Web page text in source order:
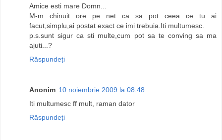
Amice esti mare Domn...
M-m chinuit ore pe net ca sa pot ceea ce tu ai
facut,simplu,ai postat exact ce imi trebuia.Iti multumesc.
p.s.sunt sigur ca sti multe,cum pot sa te conving sa ma
ajuti...?
Răspundeți
Anonim 10 noiembrie 2009 la 08:48
Iti multumesc ff mult, raman dator
Răspundeți